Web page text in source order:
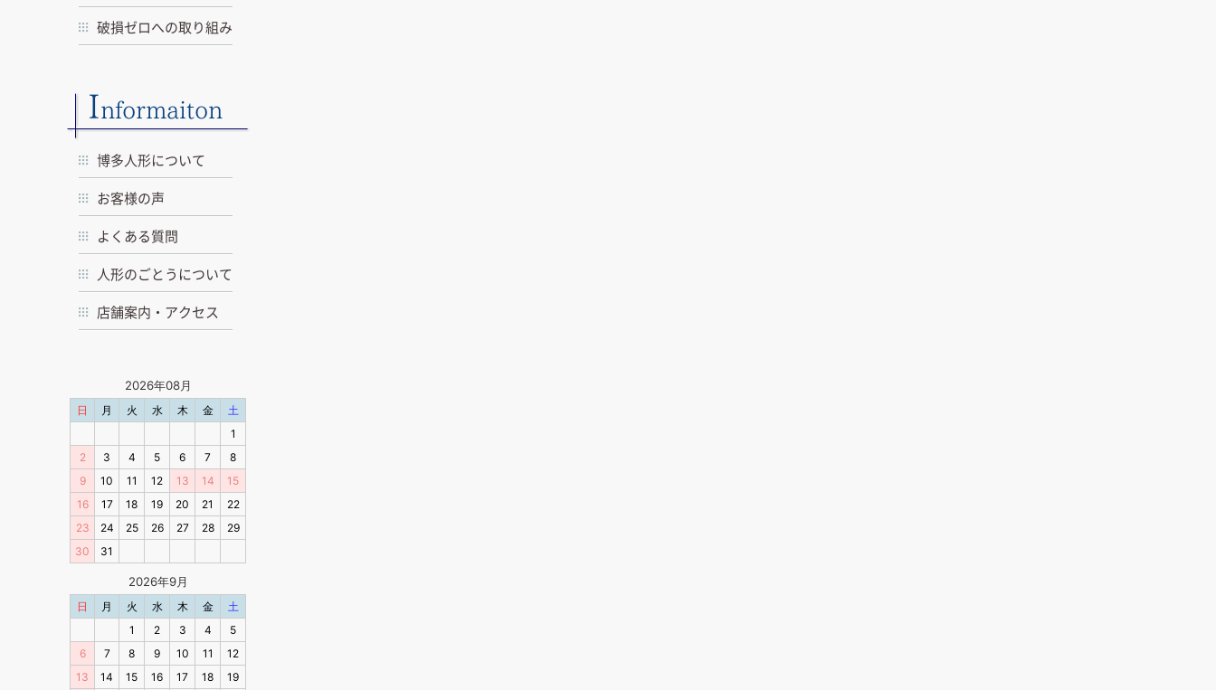
破損ゼロへの取り組み
Informaiton
博多人形について
お客様の声
よくある質問
人形のごとうについて
店舗案内・アクセス